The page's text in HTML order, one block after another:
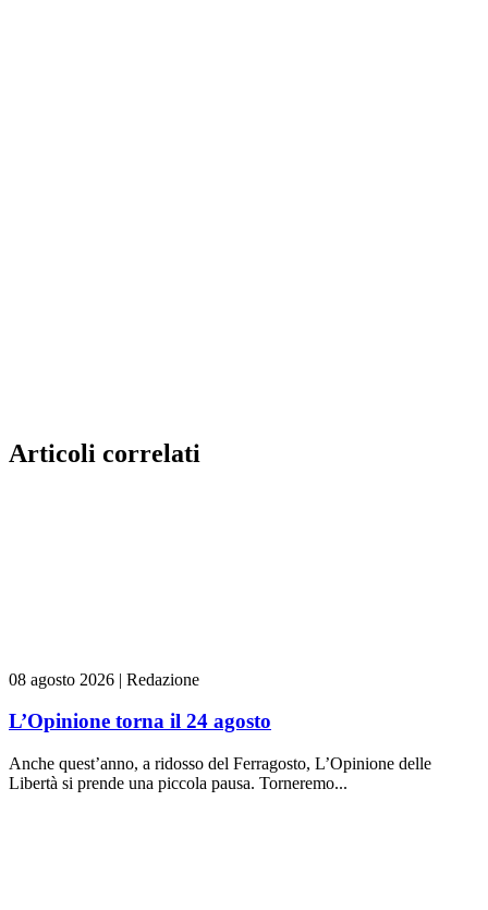
Articoli correlati
08 agosto 2026 | Redazione
L’Opinione torna il 24 agosto
Anche quest’anno, a ridosso del Ferragosto, L’Opinione delle
Libertà si prende una piccola pausa. Torneremo...